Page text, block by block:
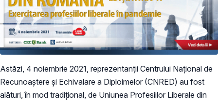
Astăzi, 4 noiembrie 2021, reprezentanții Centrului Național de
Recunoaștere și Echivalare a Diploimelor (CNRED) au fost
alături, în mod tradițional, de Uniunea Profesiilor Liberale din